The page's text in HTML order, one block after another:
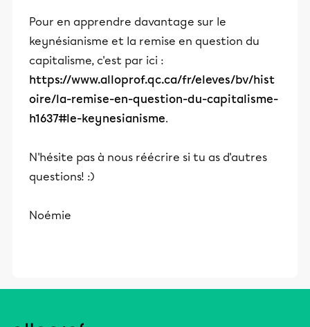
Pour en apprendre davantage sur le
keynésianisme et la remise en question du
capitalisme, c'est par ici :
https://www.alloprof.qc.ca/fr/eleves/bv/hist
oire/la-remise-en-question-du-capitalisme-
h1637#le-keynesianisme.
N'hésite pas à nous réécrire si tu as d'autres
questions! :)
Noémie